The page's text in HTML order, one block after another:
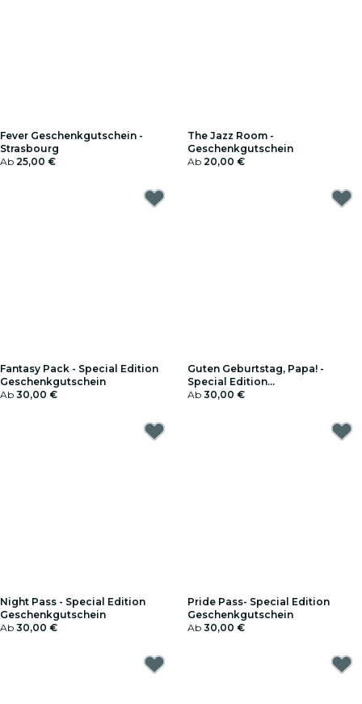
Fever Geschenkgutschein -
Strasbourg
Ab 25,00 €
The Jazz Room -
Geschenkgutschein
Ab 20,00 €
Fantasy Pack - Special Edition
Geschenkgutschein
Ab 30,00 €
Guten Geburtstag, Papa! -
Special Edition
Geschenkgutschein
Ab 30,00 €
Night Pass - Special Edition
Geschenkgutschein
Ab 30,00 €
Pride Pass- Special Edition
Geschenkgutschein
Ab 30,00 €